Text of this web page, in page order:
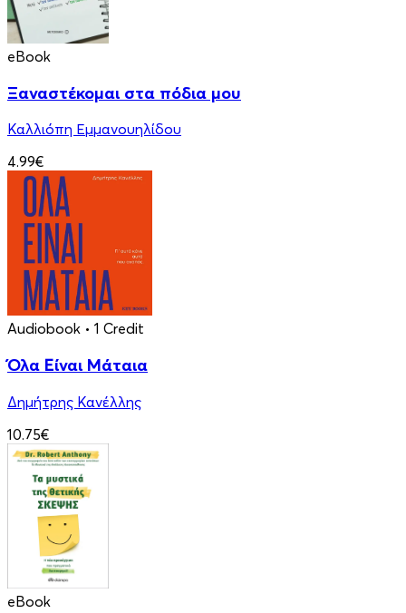
eBook
Ξαναστέκομαι στα πόδια μου
Καλλιόπη Εμμανουηλίδου
4.99€
Audiobook • 1 Credit
Όλα Είναι Μάταια
Δημήτρης Κανέλλης
10.75€
eBook